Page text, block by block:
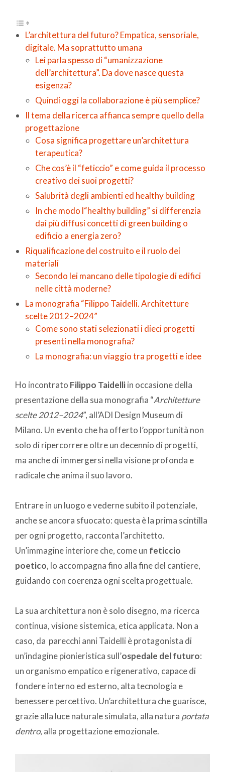
L’architettura del futuro? Empatica, sensoriale,
digitale. Ma soprattutto umana
Lei parla spesso di “umanizzazione
dell’architettura”. Da dove nasce questa
esigenza?
Quindi oggi la collaborazione è più semplice?
Il tema della ricerca affianca sempre quello della
progettazione
Cosa significa progettare un’architettura
terapeutica?
Che cos’è il “feticcio” e come guida il processo
creativo dei suoi progetti?
Salubrità degli ambienti ed healthy building
In che modo l“healthy building” si differenzia
dai più diffusi concetti di green building o
edificio a energia zero?
Riqualificazione del costruito e il ruolo dei
materiali
Secondo lei mancano delle tipologie di edifici
nelle città moderne?
La monografia “Filippo Taidelli. Architetture
scelte 2012–2024”
Come sono stati selezionati i dieci progetti
presenti nella monografia?
La monografia: un viaggio tra progetti e idee
Ho incontrato Filippo Taidelliin occasione della
presentazione della sua monografia “Architetture
scelte 2012–2024”, all’ADI Design Museum di
Milano. Un evento che ha offerto l’opportunità non
solo di ripercorrere oltre un decennio di progetti,
ma anche di immergersi nella visione profonda e
radicale che anima il suo lavoro.
Entrare in un luogo e vederne subito il potenziale,
anche se ancora sfuocato: questa è la prima scintilla
per ogni progetto, racconta l’architetto.
Un’immagine interiore che, come un feticcio
poetico, lo accompagna fino alla fine del cantiere,
guidando con coerenza ogni scelta progettuale.
La sua architettura non è solo disegno, ma ricerca
continua, visione sistemica, etica applicata. Non a
caso, da parecchi anni Taidelli è protagonista di
un’indagine pionieristica sull’ospedale del futuro:
un organismo empatico e rigenerativo, capace di
fondere interno ed esterno, alta tecnologia e
benessere percettivo. Un’architettura che guarisce,
grazie alla luce naturale simulata, alla natura portata
dentro, alla progettazione emozionale.